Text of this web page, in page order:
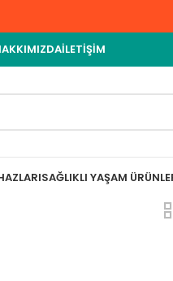
İLETIŞIM
SAĞLIKLI YAŞAM